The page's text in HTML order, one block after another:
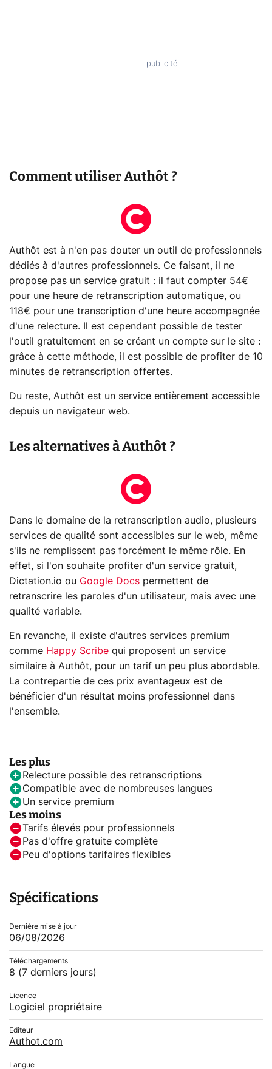
Comment utiliser Authôt ?
Authôt est à n'en pas douter un outil de professionnels
dédiés à d'autres professionnels. Ce faisant, il ne
propose pas un service gratuit : il faut compter 54€
pour une heure de retranscription automatique, ou
118€ pour une transcription d'une heure accompagnée
d'une relecture. Il est cependant possible de tester
l'outil gratuitement en se créant un compte sur le site :
grâce à cette méthode, il est possible de profiter de 10
minutes de retranscription offertes.
Du reste, Authôt est un service entièrement accessible
depuis un navigateur web.
Les alternatives à Authôt ?
Dans le domaine de la retranscription audio, plusieurs
services de qualité sont accessibles sur le web, même
s'ils ne remplissent pas forcément le même rôle. En
effet, si l'on souhaite profiter d'un service gratuit,
Dictation.io ou Google Docs permettent de
retranscrire les paroles d'un utilisateur, mais avec une
qualité variable.
En revanche, il existe d'autres services premium
comme Happy Scribe qui proposent un service
similaire à Authôt, pour un tarif un peu plus abordable.
La contrepartie de ces prix avantageux est de
bénéficier d'un résultat moins professionnel dans
l'ensemble.
Les plus
Relecture possible des retranscriptions
Compatible avec de nombreuses langues
Un service premium
Les moins
Tarifs élevés pour professionnels
Pas d'offre gratuite complète
Peu d'options tarifaires flexibles
Spécifications
Dernière mise à jour
06/08/2026
Téléchargements
8 (7 derniers jours)
Licence
Logiciel propriétaire
Editeur
Authot.com
Langue